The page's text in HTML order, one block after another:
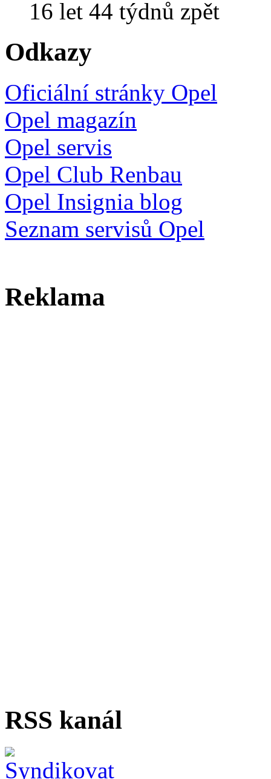
16 let 44 týdnů zpět
Odkazy
Oficiální stránky Opel
Opel magazín
Opel servis
Opel Club Renbau
Opel Insignia blog
Seznam servisů Opel
Reklama
RSS kanál